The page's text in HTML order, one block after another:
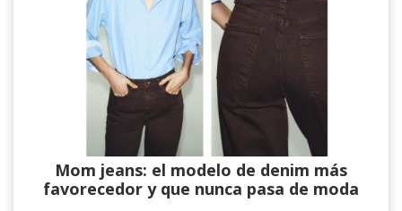
Mom jeans: el modelo de denim más
favorecedor y que nunca pasa de moda